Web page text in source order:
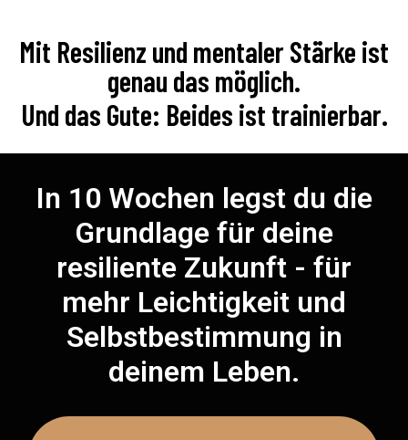
Mit Resilienz und mentaler Stärke ist
genau das möglich.
Und das Gute: Beides ist trainierbar.
In 10 Wochen legst du die
Grundlage für deine
resiliente Zukunft - für
mehr Leichtigkeit und
Selbstbestimmung in
deinem Leben.